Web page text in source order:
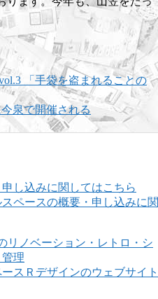
「手袋を盗まれることの
泉で開催される
ペースの概要・申し込みに関
スＲデザインのウェブサイト